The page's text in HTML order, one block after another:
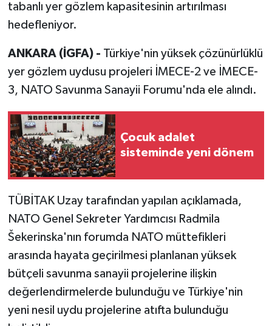
tabanlı yer gözlem kapasitesinin artırılması
hedefleniyor.
ANKARA (İGFA) - Türkiye'nin yüksek çözünürlüklü
yer gözlem uydusu projeleri İMECE-2 ve İMECE-
3, NATO Savunma Sanayii Forumu'nda ele alındı.
Çocuk adalet
sisteminde yeni dönem
TÜBİTAK Uzay tarafından yapılan açıklamada,
NATO Genel Sekreter Yardımcısı Radmila
Šekerinska'nın forumda NATO müttefikleri
arasında hayata geçirilmesi planlanan yüksek
bütçeli savunma sanayii projelerine ilişkin
değerlendirmelerde bulunduğu ve Türkiye'nin
yeni nesil uydu projelerine atıfta bulunduğu